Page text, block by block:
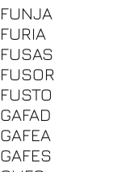
FUNJA
FURIA
FUSAS
FUSOR
FUSTO
GAFAD
GAFEA
GAFES